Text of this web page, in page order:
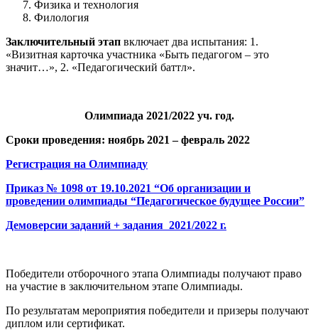
Физика и технология
Филология
Заключительный этап включает два испытания: 1.
«Визитная карточка участника «Быть педагогом – это
значит…», 2. «Педагогический баттл».
Олимпиада 2021/2022 уч. год.
Сроки проведения: ноябрь 2021 – февраль 2022
Регистрация на Олимпиаду
Приказ № 1098 от 19.10.2021 “Об организации и
проведении олимпиады “Педагогическое будущее России”
Демоверсии заданий + задания 2021/2022 г.
Победители отборочного этапа Олимпиады получают право
на участие в заключительном этапе Олимпиады.
По результатам мероприятия победители и призеры получают
диплом или сертификат.